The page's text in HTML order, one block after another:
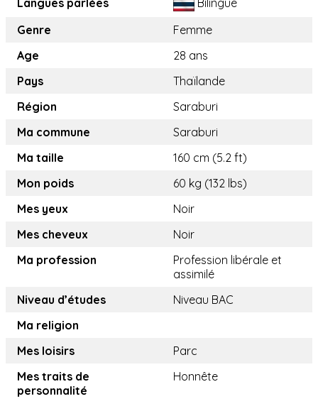
Langues parlées
Bilingue
Genre
Femme
Age
28 ans
Pays
Thaïlande
Région
Saraburi
Ma commune
Saraburi
Ma taille
160 cm (5.2 ft)
Mon poids
60 kg (132 lbs)
Mes yeux
Noir
Mes cheveux
Noir
Ma profession
Profession libérale et
assimilé
Niveau d’études
Niveau BAC
Ma religion
Mes loisirs
Parc
Mes traits de
personnalité
Honnête